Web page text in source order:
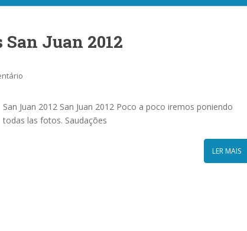
Juan 2012
San Juan 2012 San Juan 2012 Poco a poco iremos poniendo
todas las fotos. Saudações
LER MAIS